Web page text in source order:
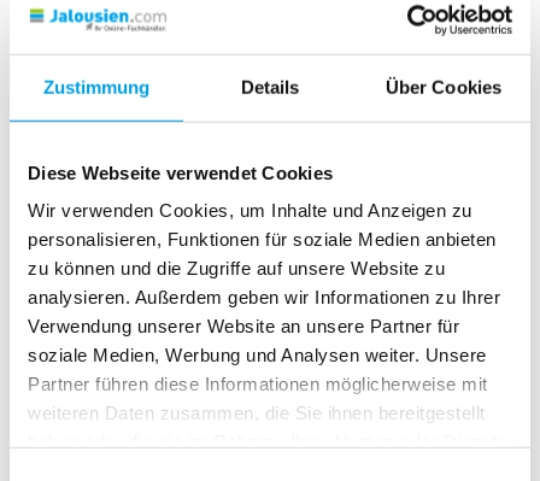
Zustimmung Details Über Cookies
Diese Webseite verwendet Cookies
Wir verwenden Cookies, um Inhalte und Anzeigen zu
personalisieren, Funktionen für soziale Medien anbieten
zu können und die Zugriffe auf unsere Website zu
analysieren. Außerdem geben wir Informationen zu Ihrer
Verwendung unserer Website an unsere Partner für
soziale Medien, Werbung und Analysen weiter. Unsere
Partner führen diese Informationen möglicherweise mit
weiteren Daten zusammen, die Sie ihnen bereitgestellt
Wunschprodukt *
Jalousie Plissee Rollo